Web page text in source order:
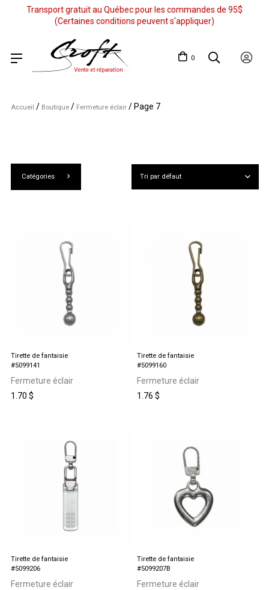
Transport gratuit au Québec pour les commandes de 95$
(Certaines conditions peuvent s'appliquer)
0
Accueil / Boutique/ Fermeture éclair/ Page 7
Catégories
Tirette de fantaisie
1.70 $
#5099141
Fermeture éclair
Tirette de fantaisie
1.76$
#5099160
Fermeture éclair
Tirette de fantaisie
#5099206
Fermeture éclair
Tirette de fantaisie
#5099207B
Fermeture éclair